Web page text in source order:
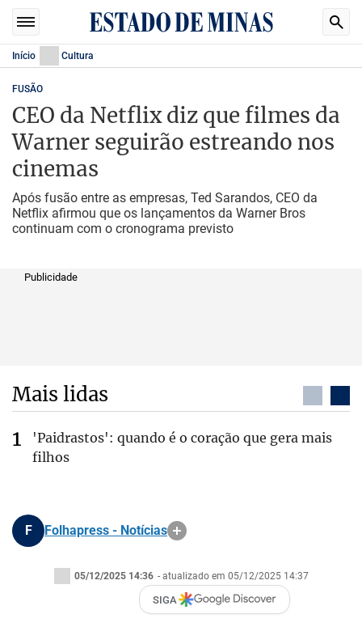
Início Cultura
FUSÃO
CEO da Netflix diz que filmes da
Warner seguirão estreando nos
cinemas
Após fusão entre as empresas, Ted Sarandos, CEO da
Netflix afirmou que os lançamentos da Warner Bros
continuam com o cronograma previsto
Publicidade
Mais lidas
'Paidrastos': quando é o coração que gera mais
filhos
F Folhapress - Notícias
05/12/2025 14:36 - atualizado em 05/12/2025 14:37
SIGA